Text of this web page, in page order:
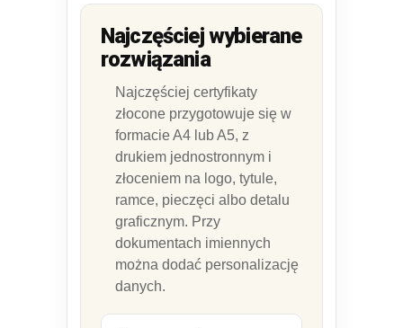
Najczęściej wybierane
rozwiązania
Najczęściej certyfikaty
złocone przygotowuje się w
formacie A4 lub A5, z
drukiem jednostronnym i
złoceniem na logo, tytule,
ramce, pieczęci albo detalu
graficznym. Przy
dokumentach imiennych
można dodać personalizację
danych.